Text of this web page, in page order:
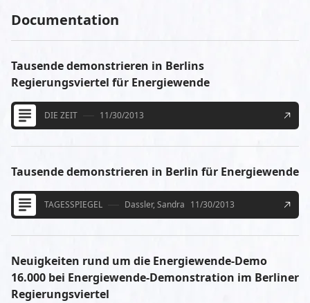
Documentation
Tausende demonstrieren in Berlins
Regierungsviertel für Energiewende
DIE ZEIT 11/30/2013
Tausende demonstrieren in Berlin für Energiewende
TAGESSPIEGEL Dassler, Sandra 11/30/2013
Neuigkeiten rund um die Energiewende-Demo
16.000 bei Energiewende-Demonstration im Berliner
Regierungsviertel